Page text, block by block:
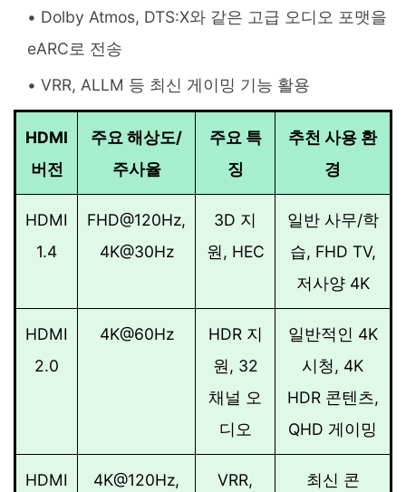
Dolby Atmos, DTS:X와 같은 고급 오디오 포맷을
eARC로 전송
VRR, ALLM 등 최신 게이밍 기능 활용
HDMI
버전
주요 해상도/
주사율
주요 특
징
추천 사용 환
경
HDMI
1.4
FHD@120Hz,
4K@30Hz
3D 지
원, HEC
일반 사무/학
습, FHD TV,
저사양 4K
HDMI
2.0
4K@60Hz
HDR 지
원, 32
채널 오
디오
일반적인 4K
시청, 4K
HDR 콘텐츠,
QHD 게이밍
HDMI
4K@120Hz,
VRR,
최신 콘